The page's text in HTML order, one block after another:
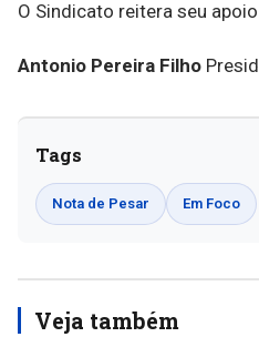
O Sindicato reitera seu
Antonio Pereira Filho
Tags
Nota de Pesar Em Foco
Veja também